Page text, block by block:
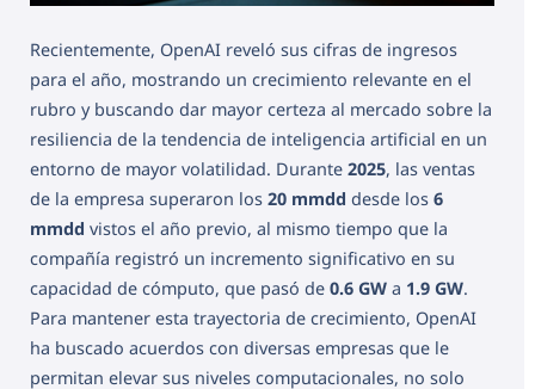
Recientemente, OpenAI reveló sus cifras de ingresos
para el año, mostrando un crecimiento relevante en el
rubro y buscando dar mayor certeza al mercado sobre la
resiliencia de la tendencia de inteligencia artificial en un
entorno de mayor volatilidad. Durante 2025, las ventas
de la empresa superaron los 20 mmdd desde los 6
mmdd vistos el año previo, al mismo tiempo que la
compañía registró un incremento significativo en su
capacidad de cómputo, que pasó de 0.6 GW a 1.9 GW.
Para mantener esta trayectoria de crecimiento, OpenAI
ha buscado acuerdos con diversas empresas que le
permitan elevar sus niveles computacionales, no solo